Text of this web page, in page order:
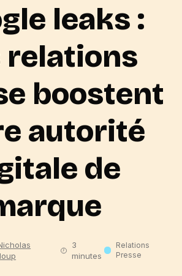
leaks :
relations
boostent
autorité
de
3
minutes
Relations
Presse